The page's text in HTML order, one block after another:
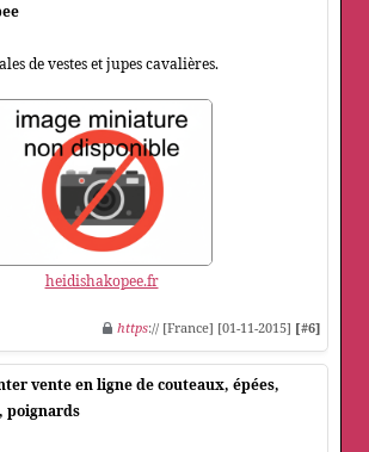
de vestes et jupes cavalières.
heidishakopee.fr
https:// [France] [01-11-2015] [#6]
vente en ligne de couteaux, épées,
poignards